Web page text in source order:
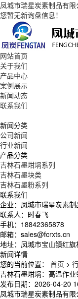
凤城市瑞星炭素制品有
您暂无新询盘信息！
网站首页
关于我们
产品中心
案例展示
新闻动态
联系我们
新闻分类
公司新闻
行业新闻
产品分类
吉林石墨坩埚系列
吉林石墨块类
吉林石墨粉系列
联系我们
企业：凤城市瑞星炭素
联系人：时春飞
手机：18842365878
邮箱：sales@fcrxts.cn
地址：凤城市宝山镇红旗
新闻详情
您的当前位置： 首页 >
吉林石墨坩埚：高温作
发布日期： 2026-04-20
凤城市瑞星炭素制品有